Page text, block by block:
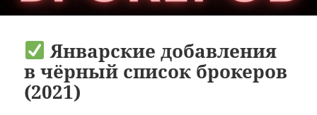
Январские добавления
в чёрный список брокеров
(2021)